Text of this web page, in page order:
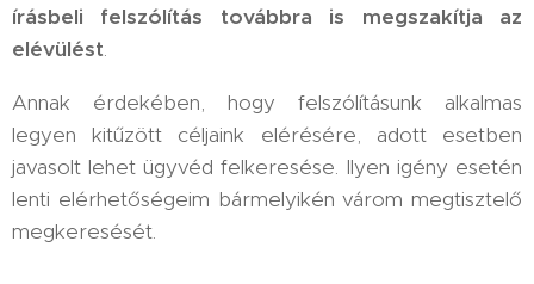
írásbeli felszólítás továbbra is megszakítja az
elévülést.
Annak érdekében, hogy felszólításunk alkalmas
legyen kitűzött céljaink elérésére, adott esetben
javasolt lehet ügyvéd felkeresése. Ilyen igény esetén
lenti elérhetőségeim bármelyikén várom megtisztelő
megkeresését.